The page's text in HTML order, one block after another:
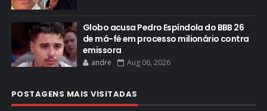
Globo acusa Pedro Espíndola do BBB 26
de má-fé em processo milionário contra
emissora
andre Aug 06, 2026
POSTAGENS MAIS VISITADAS